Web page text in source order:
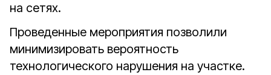
на сетях.
Проведенные мероприятия позволили
минимизировать вероятность
технологического нарушения на участке.